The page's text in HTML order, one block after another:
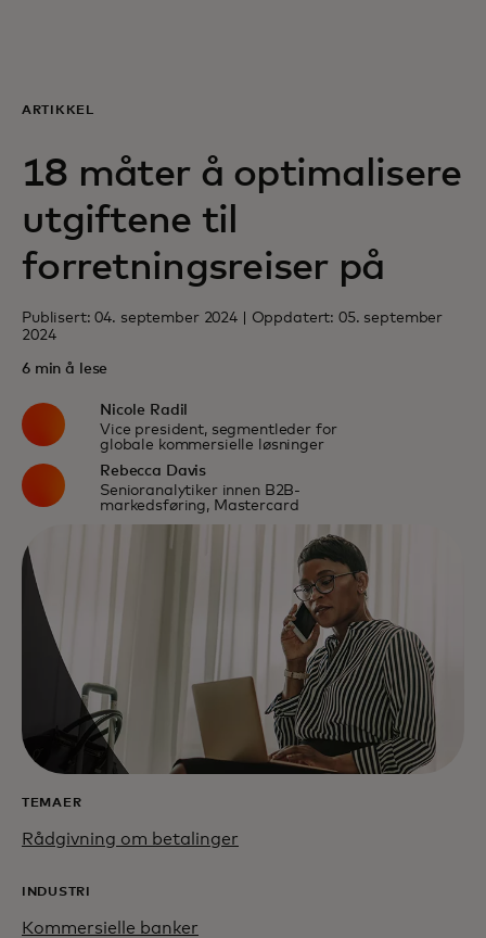
For bedrifter
For verden
For innovatører
Nyheter og trender
ARTIKKEL
18 måter å optimalisere
utgiftene til
forretningsreiser på
Publisert: 04. september 2024 | Oppdatert: 05. september
2024
6 min å lese
Nicole Radil
Vice president, segmentleder for
globale kommersielle løsninger
Rebecca Davis
Senioranalytiker innen B2B-
markedsføring, Mastercard
TEMAER
Rådgivning om betalinger
INDUSTRI
Kommersielle banker